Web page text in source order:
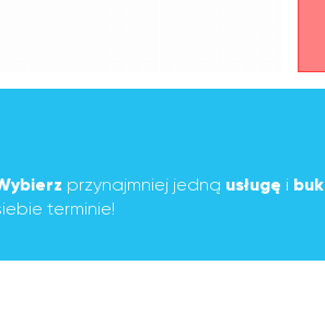
przynajmniej jedną usługę i
terminie!